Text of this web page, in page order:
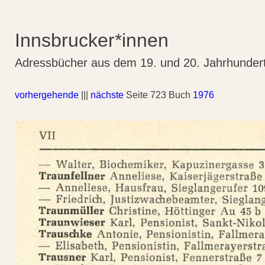
Innsbrucker*innen
Adressbücher aus dem 19. und 20.
vorhergehende nächste Seite 723 Buch 1976